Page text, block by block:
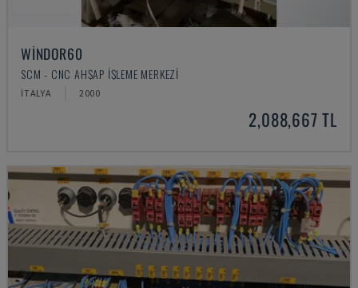
WINDOR60
SCM - CNC AHŞAP İŞLEME MERKEZI
İTALYA 2000
2,088,667 TL